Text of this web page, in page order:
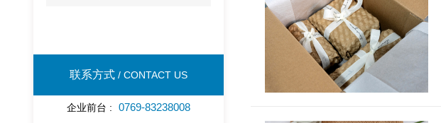
联系方式 / CONTACT US
企业前台 : 0769-83238008